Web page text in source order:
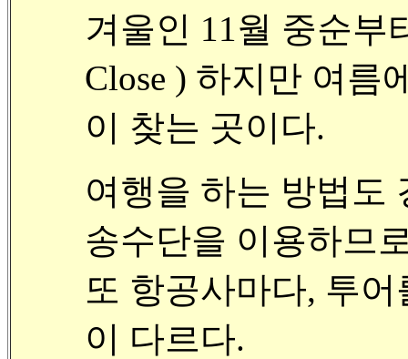
겨울인 11월 중순부
Close ) 하지만 여름
이 찾는 곳이다.
여행을 하는 방법도
송수단을 이용하므
또 항공사마다, 투
이 다르다.